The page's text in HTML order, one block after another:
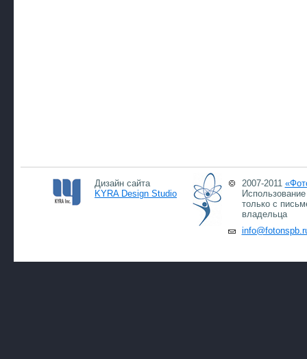
Дизайн сайта
KYRA Design Studio
2007-2011
только с
владельца